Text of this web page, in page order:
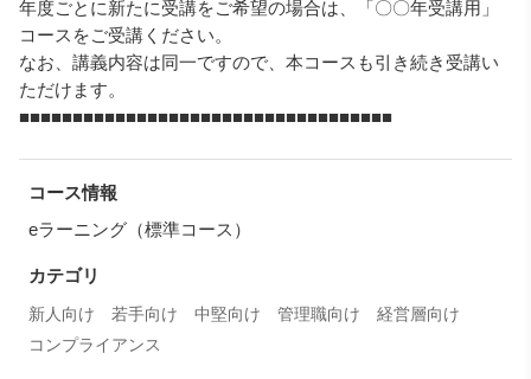
年度ごとに新たに受講をご希望の場合は、「〇〇年受講用」
コースをご受講ください。
なお、講義内容は同一ですので、本コースも引き続き受講い
ただけます。
■■■■■■■■■■■■■■■■■■■■■■■■■■■■■■■■■■■
コース情報
eラーニング（標準コース）
カテゴリ
新人向け 若手向け 中堅向け 管理職向け
経営層向け
コンプライアンス